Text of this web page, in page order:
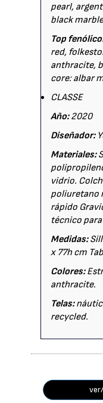
pearl,
black
Top
red,
anthracite,
core: albar
CLASSE
Año:2020
Diseñador:
Materiales:
vidrio.
poliuretano
rápido
técnico
Medidas:
x 77h cm
Colores:
anthracite.
Telas:
recycled.